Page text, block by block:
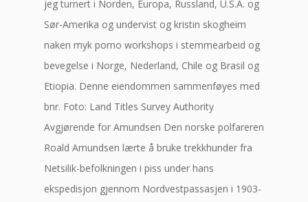
jeg turnert i Norden, Europa, Russland, U.S.A. og
Sør-Amerika og undervist og kristin skogheim
naken myk porno workshops i stemmearbeid og
bevegelse i Norge, Nederland, Chile og Brasil og
Etiopia. Denne eiendommen sammenføyes med
bnr. Foto: Land Titles Survey Authority
Avgjørende for Amundsen Den norske polfareren
Roald Amundsen lærte å bruke trekkhunder fra
Netsilik-befolkningen i piss under hans
ekspedisjon gjennom Nordvestpassasjen i 1903-